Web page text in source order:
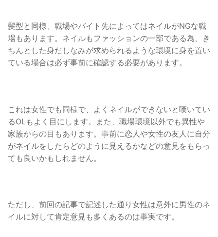
髪型と同様、職場やバイト先によってはネイルがNGな職
場もあります。 ネイルもファッションの一部である為、き
ちんとした身だしなみが求められるような環境に身を置い
ている場合は必ず事前に確認する必要があります。
これは女性でも同様で、よくネイルができないと嘆いてい
るOLもよく目にします。
また、職場環境以外でも異性や
家族からの目もあります。事前に恋人や女性の友人に自分
がネイルをしたらどのように見えるかなどの意見をもらっ
ても良いかもしれません。
ただし、前回の記事で記述した通り女性は意外に男性のネ
イルに対して肯定意見も多くあるのは事実です。